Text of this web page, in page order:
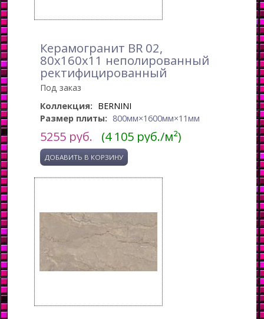
Керамогранит BR 02,
80x160x11 неполированный
ректифицированный
Под заказ
Коллекция: BERNINI
Размер плиты: 800мм×1600мм×11мм
5255 руб. (4 105 руб./м²)